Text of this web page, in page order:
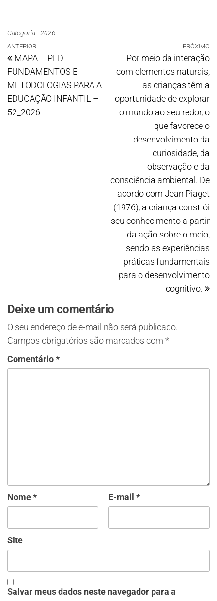
Categoria 2026
ANTERIOR
MAPA – PED –
FUNDAMENTOS E
METODOLOGIAS PARA A
EDUCAÇÃO INFANTIL –
52_2026
PRÓXIMO
Por meio da interação
com elementos naturais,
as crianças têm a
oportunidade de explorar
o mundo ao seu redor, o
que favorece o
desenvolvimento da
curiosidade, da
observação e da
consciência ambiental. De
acordo com Jean Piaget
(1976), a criança constrói
seu conhecimento a partir
da ação sobre o meio,
sendo as experiências
práticas fundamentais
para o desenvolvimento
cognitivo.
Deixe um comentário
O seu endereço de e-mail não será publicado.
Campos obrigatórios são marcados com *
Comentário*
Nome* E-mail *
Site
Salvar meus dados neste navegador para a